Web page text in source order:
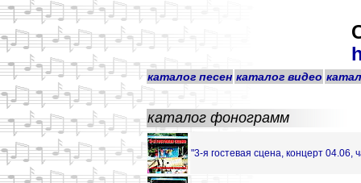
каталог песен каталог видео
каталог фонограмм
"3-я гостевая сцена, концерт 04.06,